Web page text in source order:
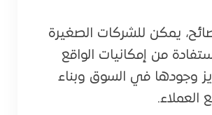
يمكن للشركات الصغيرة
من إمكانيات الواقع
وجودها في السوق وبناء